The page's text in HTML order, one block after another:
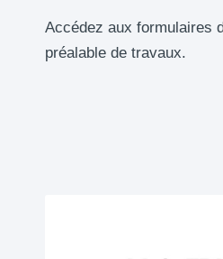
Accédez aux formulaires
préalable de travaux.